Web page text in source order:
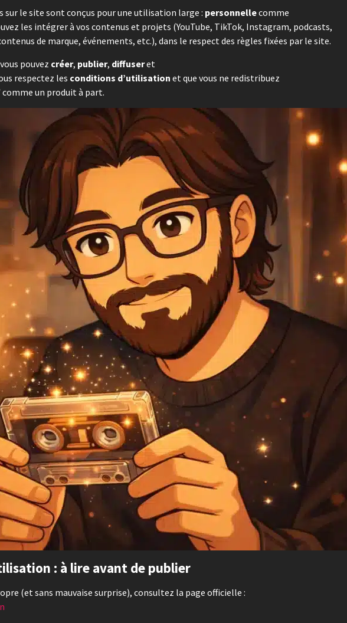
sur le site sont conçus pour une utilisation large : personnellecomme
les intégrer à vos contenus et projets (YouTube, TikTok, Instagram, podcasts,
de marque, événements, etc.), dans le respect des règles fixées par le site.
pouvez créer, publier, diffuseret
respectez les conditions d’utilisation et que vous ne redistribuez
comme un produit à part.
: à lire avant de publier
(et sans mauvaise surprise), consultez la page officielle :